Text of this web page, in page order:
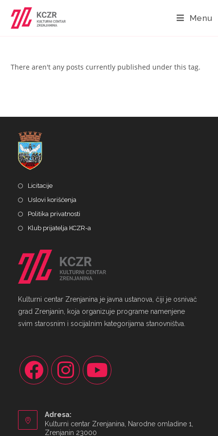
Menu
There aren't any posts currently published under this tag.
Licitacije
Uslovi korišćenja
Politika privatnosti
Klub prijatelja KCZR-a
Kulturni centar Zrenjanina je javna ustanova, čiji je osnivač
grad Zrenjanin, koja organizuje programe namenjene
svim starosnim i socijalnim kategorijama stanovništva.
Adresa:
Kulturni centar Zrenjanina, Narodne omladine 1,
Zrenjanin 23000